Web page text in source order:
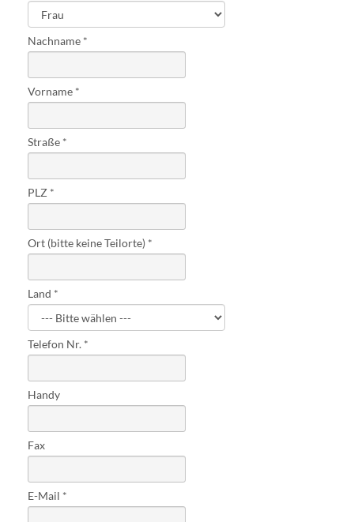
Nachname
Vorname
Straße
PLZ
Ort (bitte keine Teilorte)
Land
Telefon Nr.
Handy
Fax
E-Mail